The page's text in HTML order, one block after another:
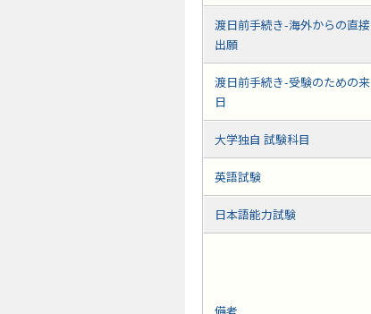
渡日前手続き-海外からの直接
出願
渡日前手続き-受験のための来
日
大学独自 試験科目
英語試験
日本語能力試験